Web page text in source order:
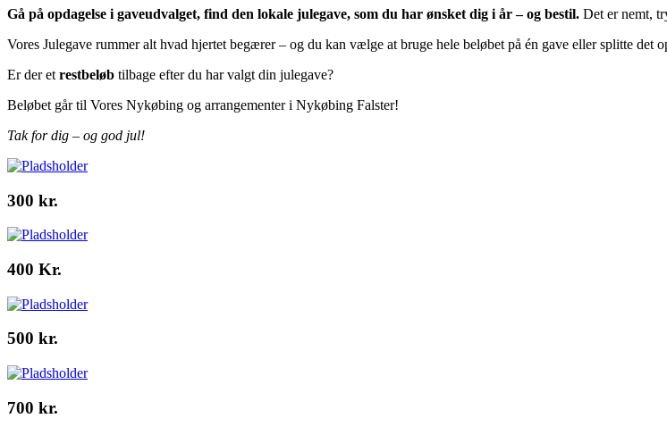
Gå på opdagelse i gaveudvalget, find den lokale julegave, som du har ønsket dig i år – og bestil. Det er nemt,
Vores Julegave rummer alt hvad hjertet begærer – og du kan vælge at bruge hele beløbet på én gave eller splitte det
Er der et restbeløb tilbage efter du har valgt din julegave?
Beløbet går til Vores Nykøbing og arrangementer i Nykøbing Falster!
Tak for dig – og god jul!
300 kr.
400 Kr.
500 kr.
700 kr.